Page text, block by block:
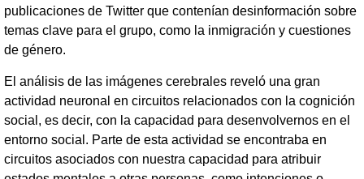
publicaciones de Twitter que contenían desinformación sobre
temas clave para el grupo, como la inmigración y cuestiones
de género.
El análisis de las imágenes cerebrales reveló una gran
actividad neuronal en circuitos relacionados con la cognición
social, es decir, con la capacidad para desenvolvernos en el
entorno social. Parte de esta actividad se encontraba en
circuitos asociados con nuestra capacidad para atribuir